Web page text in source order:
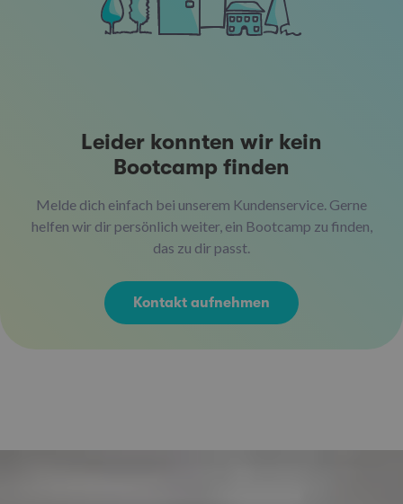
Leider konnten wir kein
Bootcamp finden
Melde dich einfach bei unserem Kundenservice. Gerne
helfen wir dir persönlich weiter, ein Bootcamp zu finden,
das zu dir passt.
Kontakt aufnehmen